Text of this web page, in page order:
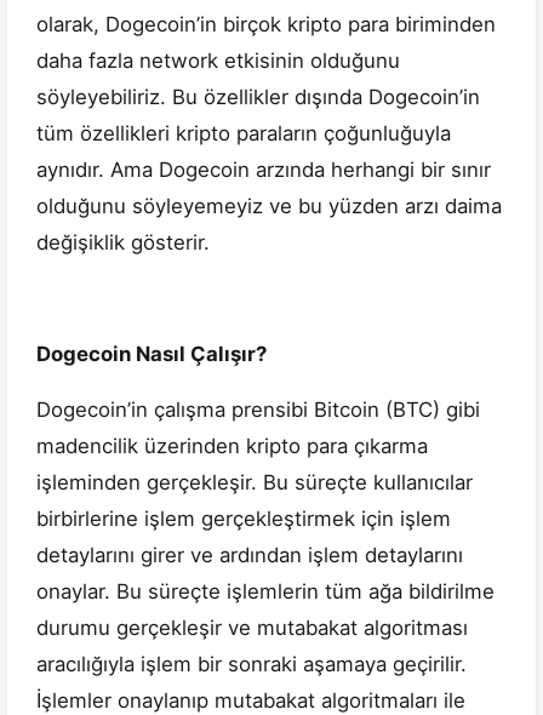
olarak, Dogecoin’in birçok kripto para biriminden
daha fazla network etkisinin olduğunu
söyleyebiliriz. Bu özellikler dışında Dogecoin’in
tüm özellikleri kripto paraların çoğunluğuyla
aynıdır. Ama Dogecoin arzında herhangi bir sınır
olduğunu söyleyemeyiz ve bu yüzden arzı daima
değişiklik gösterir.
Dogecoin Nasıl Çalışır?
Dogecoin’in çalışma prensibi Bitcoin (BTC) gibi
madencilik üzerinden kripto para çıkarma
işleminden gerçekleşir. Bu süreçte kullanıcılar
birbirlerine işlem gerçekleştirmek için işlem
detaylarını girer ve ardından işlem detaylarını
onaylar. Bu süreçte işlemlerin tüm ağa bildirilme
durumu gerçekleşir ve mutabakat algoritması
aracılığıyla işlem bir sonraki aşamaya geçirilir.
İşlemler onaylanıp mutabakat algoritmaları ile